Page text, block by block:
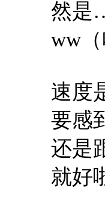
然是
ww
速度
要感
还是
就好